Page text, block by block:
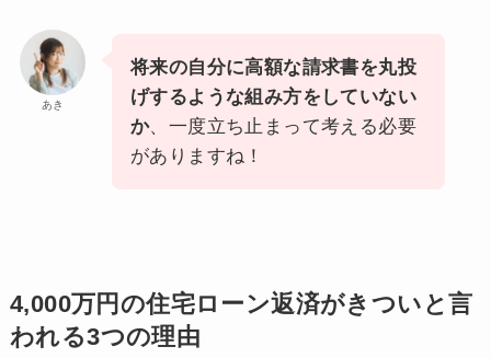
あき
将来の自分に高額な請求書を丸投
げするような組み方をしていない
か、一度立ち止まって考える必要
がありますね！
4,000万円の住宅ローン返済がきついと言
われる3つの理由